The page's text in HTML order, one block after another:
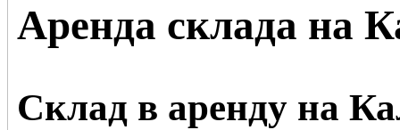
Аренда склада на
Склад в аренду на